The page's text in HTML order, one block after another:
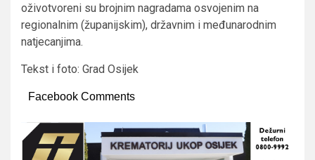
oživotvoreni su brojnim nagradama osvojenim na
regionalnim (županijskim), državnim i međunarodnim
natjecanjima.
Tekst i foto: Grad Osijek
Facebook Comments